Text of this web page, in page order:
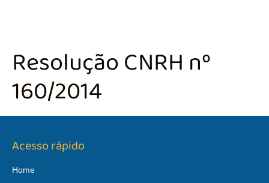
Resolução CNRH nº
160/2014
Acesso rápido
Home